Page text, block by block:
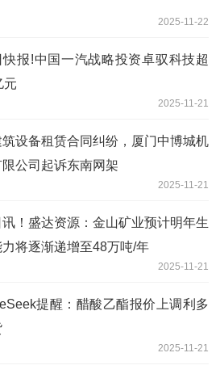
2025-11-22
快报!中国一汽战略投资卓驭科技超
元
2025-11-21
筑设备租赁合同纠纷，厦门中博城机
公司起诉东南网架
2025-11-21
！盛达资源：金山矿业预计明年生
力将逐渐递增至48万吨/年
2025-11-21
提醒：醋酸乙酯报价上调利多
2025-11-21